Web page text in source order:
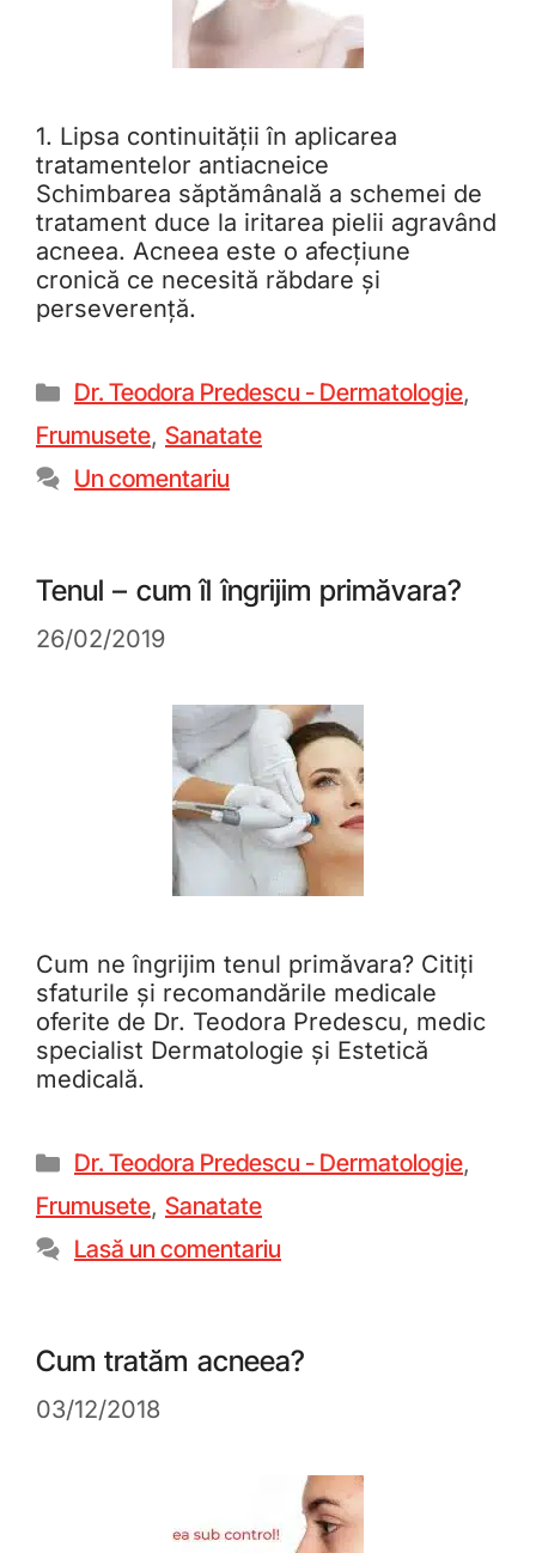
1. Lipsa continuității în aplicarea
tratamentelor antiacneice
Schimbarea săptămânală a schemei de
tratament duce la iritarea pielii agravând
acneea. Acneea este o afecțiune
cronică ce necesită răbdare și
perseverență.
Dr. Teodora Predescu - Dermatologie,
Frumusete, Sanatate
Un comentariu
Tenul – cum îl îngrijim primăvara?
26/02/2019
Cum ne îngrijim tenul primăvara? Citiți
sfaturile și recomandările medicale
oferite de Dr. Teodora Predescu, medic
specialist Dermatologie și Estetică
medicală.
Dr. Teodora Predescu - Dermatologie,
Frumusete, Sanatate
Lasă un comentariu
Cum tratăm acneea?
03/12/2018